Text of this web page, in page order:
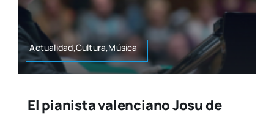
Actualidad,Cultura,Música
El pianista valenciano Josu de